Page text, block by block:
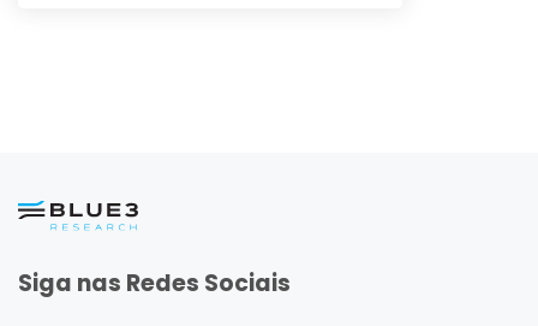
Siga nas Redes Sociais